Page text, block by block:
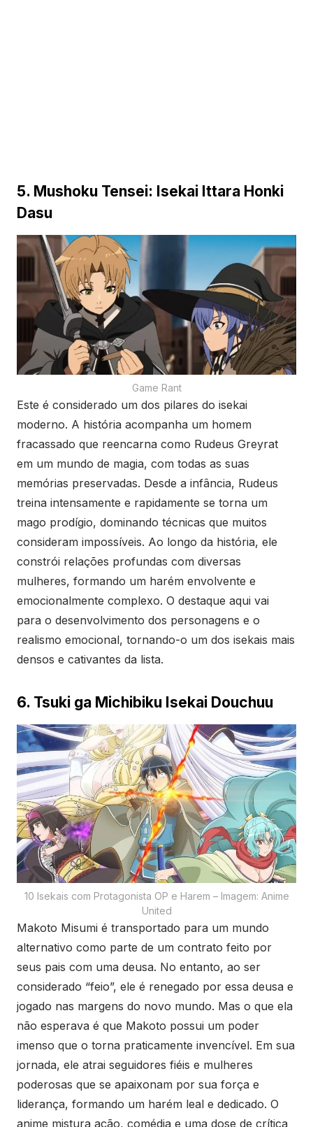
5. Mushoku Tensei: Isekai Ittara Honki
Dasu
Game Rant
Este é considerado um dos pilares do isekai
moderno. A história acompanha um homem
fracassado que reencarna como Rudeus Greyrat
em um mundo de magia, com todas as suas
memórias preservadas. Desde a infância, Rudeus
treina intensamente e rapidamente se torna um
mago prodígio, dominando técnicas que muitos
consideram impossíveis. Ao longo da história, ele
constrói relações profundas com diversas
mulheres, formando um harém envolvente e
emocionalmente complexo. O destaque aqui vai
para o desenvolvimento dos personagens e o
realismo emocional, tornando-o um dos isekais mais
densos e cativantes da lista.
6. Tsuki ga Michibiku Isekai Douchuu
10 Isekais com Protagonista OP e Harem – Imagem: Anime
United
Makoto Misumi é transportado para um mundo
alternativo como parte de um contrato feito por
seus pais com uma deusa. No entanto, ao ser
considerado “feio”, ele é renegado por essa deusa e
jogado nas margens do novo mundo. Mas o que ela
não esperava é que Makoto possui um poder
imenso que o torna praticamente invencível. Em sua
jornada, ele atrai seguidores fiéis e mulheres
poderosas que se apaixonam por sua força e
liderança, formando um harém leal e dedicado. O
anime mistura ação, comédia e uma dose de crítica